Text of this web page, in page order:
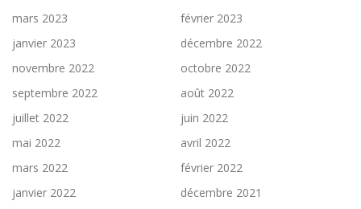
mars 2023
février 2023
janvier 2023
décembre 2022
novembre 2022
octobre 2022
septembre 2022
août 2022
juillet 2022
juin 2022
mai 2022
avril 2022
mars 2022
février 2022
janvier 2022
décembre 2021